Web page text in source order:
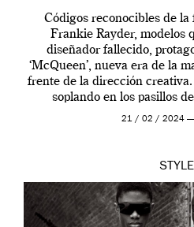
Códigos reconocibles de
Frankie Rayder, modelos
diseñador fallecido,
‘McQueen’, nueva era de la
frente de la dirección
soplando en los pasillos
McQueen se21 / 02 / 2024
STYLE